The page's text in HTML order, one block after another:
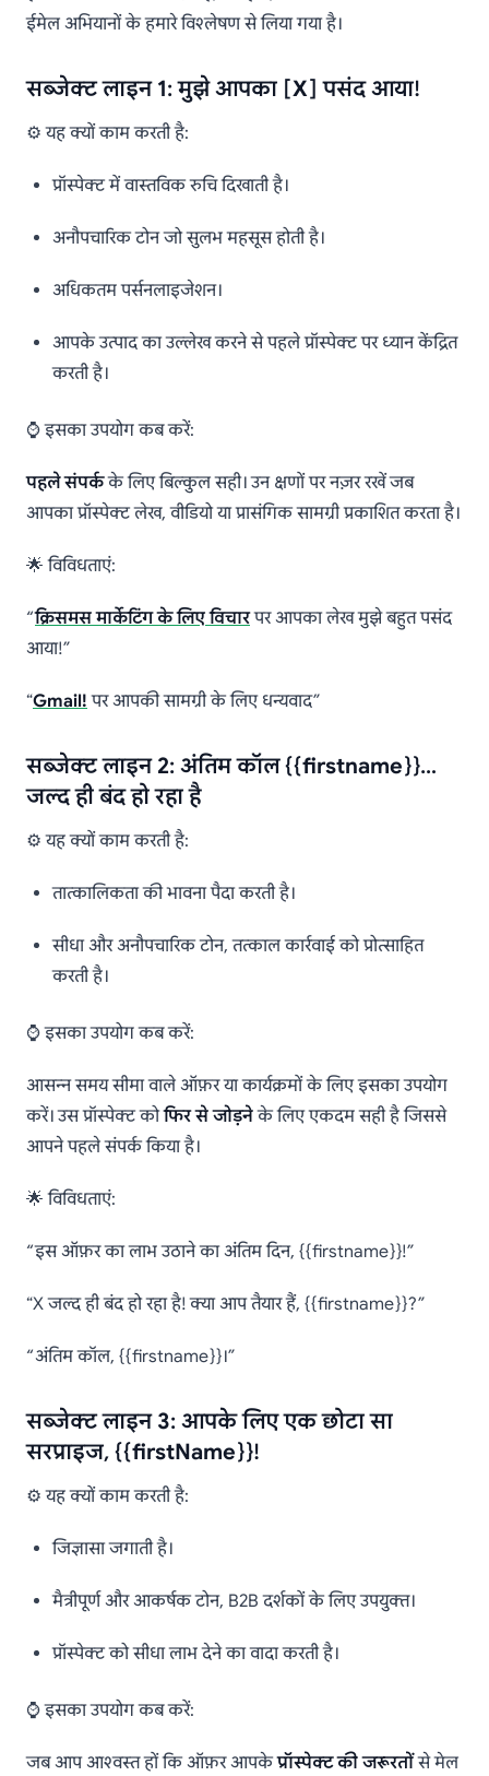
ईमेल अभियानों के हमारे विश्लेषण से लिया गया है।
सब्जेक्ट लाइन 1: मुझे आपका [X] पसंद आया!
⚙️ यह क्यों काम करती है:
प्रॉस्पेक्ट में वास्तविक रुचि दिखाती है।
अनौपचारिक टोन जो सुलभ महसूस होती है।
अधिकतम पर्सनलाइजेशन।
आपके उत्पाद का उल्लेख करने से पहले प्रॉस्पेक्ट पर ध्यान केंद्रित
करती है।
⌚ इसका उपयोग कब करें:
पहले संपर्कके लिए बिल्कुल सही। उन क्षणों पर नज़र रखें जब
आपका प्रॉस्पेक्ट लेख, वीडियो या प्रासंगिक सामग्री प्रकाशित करता है।
🌟 विविधताएं:
“क्रिसमस मार्केटिंग के लिए विचारपर आपका लेख मुझे बहुत पसंद
आया!”
“Gmail! पर आपकी सामग्री के लिए धन्यवाद”
सब्जेक्ट लाइन 2: अंतिम कॉल {{firstname}}…
जल्द ही बंद हो रहा है
⚙️ यह क्यों काम करती है:
तात्कालिकता की भावना पैदा करती है।
सीधा और अनौपचारिक टोन, तत्काल कार्रवाई को प्रोत्साहित
करती है।
⌚ इसका उपयोग कब करें:
आसन्न समय सीमा वाले ऑफ़र या कार्यक्रमों के लिए इसका उपयोग
करें। उस प्रॉस्पेक्ट कोफिर से जोड़नेके लिए एकदम सही है जिससे
आपने पहले संपर्क किया है।
🌟 विविधताएं:
“इस ऑफ़र का लाभ उठाने का अंतिम दिन, {{firstname}}!”
“X जल्द ही बंद हो रहा है! क्या आप तैयार हैं, {{firstname}}?”
“अंतिम कॉल, {{firstname}}।”
सब्जेक्ट लाइन 3: आपके लिए एक छोटा सा
सरप्राइज, {{firstName}}!
⚙️ यह क्यों काम करती है:
जिज्ञासा जगाती है।
मैत्रीपूर्ण और आकर्षक टोन, B2B दर्शकों के लिए उपयुक्त।
प्रॉस्पेक्ट को सीधा लाभ देने का वादा करती है।
⌚ इसका उपयोग कब करें:
जब आप आश्वस्त हों कि ऑफ़र आपकेप्रॉस्पेक्ट की जरूरतोंसे मेल